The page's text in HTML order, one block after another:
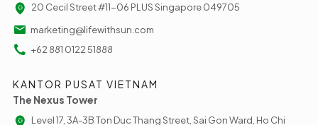
20 Cecil Street #11-06 PLUS Singapore 049705
marketing@lifewithsun.com
+62 881 0122 51888
KANTOR PUSAT VIETNAM
The Nexus Tower
Level 17, 3A-3B Ton Duc Thang Street, Sai Gon Ward, Ho Chi